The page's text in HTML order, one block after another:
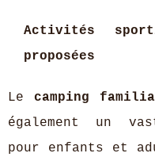
Activités
proposées
Lecamping
également un
pour enfants et